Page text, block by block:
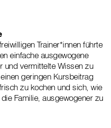
Trainer*innen führte
einfache ausgewogene
und vermittelte Wissen zu
geringen Kursbeitrag
zu kochen und sich, wie
Familie, ausgewogener zu